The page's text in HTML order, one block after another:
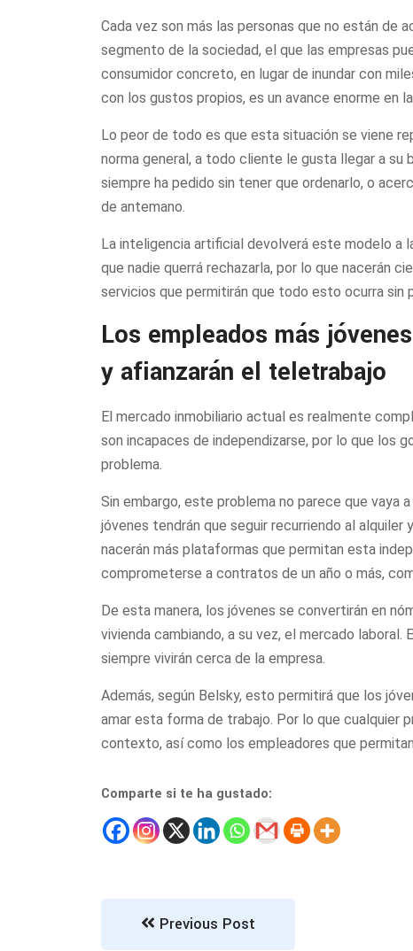
Cada vez son más las personas que no están de
segmento de la sociedad, el que las empresas
consumidor concreto, en lugar de inundar con
con los gustos propios, es un avance enorme en
Lo peor de todo es que esta situación se viene
norma general, a todo cliente le gusta llegar a su
siempre ha pedido sin tener que ordenarlo, o
de antemano.
La inteligencia artificial devolverá este modelo a
que nadie querrá rechazarla, por lo que nacerán
servicios que permitirán que todo esto ocurra sin
Los empleados más
y afianzarán el teletrabajo
El mercado inmobiliario actual es realmente
son incapaces de independizarse, por lo que los
problema.
Sin embargo, este problema no parece que vaya
jóvenes tendrán que seguir recurriendo al
nacerán más plataformas que permitan esta
comprometerse a contratos de un año o más,
De esta manera, los jóvenes se convertirán en
vivienda cambiando, a su vez, el mercado
siempre vivirán cerca de la empresa.
Además, según Belsky, esto permitirá que los
amar esta forma de trabajo. Por lo que cualquier
contexto, así como los empleadores que
Comparte si te ha gustado:
Previous Post